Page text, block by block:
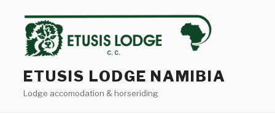
content
ETUSIS LODGE NAMIBIA
Lodge accomodation & horseriding